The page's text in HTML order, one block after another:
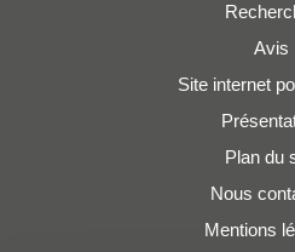
Avis
Site internet
Plan du
Nous
Mentions